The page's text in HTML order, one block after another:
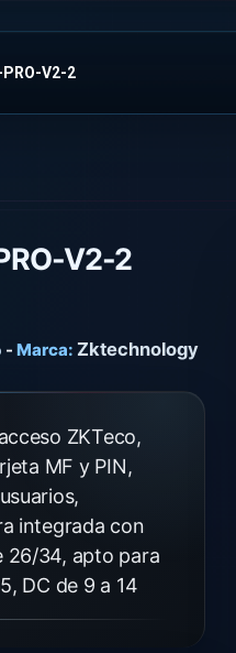
PRO-V2-2
V2-2
- Marca: Zktechnology
ZKTeco,
MF y PIN,
integrada con
26/34, apto para
DC de 9 a 14